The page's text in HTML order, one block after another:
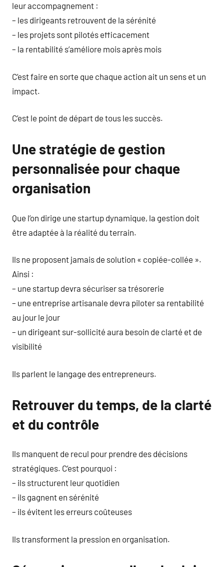
leur accompagnement :
– les dirigeants retrouvent de la sérénité
– les projets sont pilotés efficacement
– la rentabilité s’améliore mois après mois
C’est faire en sorte que chaque action ait un sens et un
impact.
C’est le point de départ de tous les succès.
Une stratégie de gestion
personnalisée pour chaque
organisation
Que l’on dirige une startup dynamique, la gestion doit
être adaptée à la réalité du terrain.
Ils ne proposent jamais de solution « copiée-collée ».
Ainsi :
– une startup devra sécuriser sa trésorerie
– une entreprise artisanale devra piloter sa rentabilité
au jour le jour
– un dirigeant sur-sollicité aura besoin de clarté et de
visibilité
Ils parlent le langage des entrepreneurs.
Retrouver du temps, de la clarté
et du contrôle
Ils manquent de recul pour prendre des décisions
stratégiques. C’est pourquoi :
– ils structurent leur quotidien
– ils gagnent en sérénité
– ils évitent les erreurs coûteuses
Ils transforment la pression en organisation.